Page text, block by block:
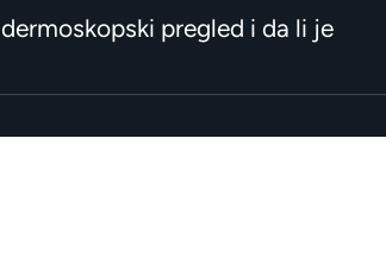
pregled i da li je